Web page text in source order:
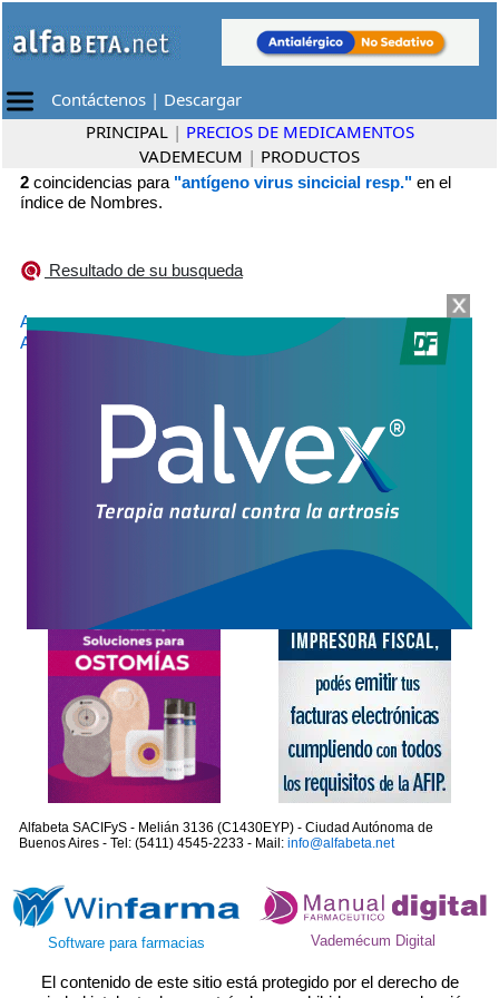
Contáctenos | Descargar
PRINCIPAL | PRECIOS DE MEDICAMENTOS
VADEMECUM | PRODUCTOS
2 coincidencias para "antígeno virus sincicial resp." en el
índice de Nombres.
Resultado de su busqueda
ABRYSVO•Pfizer
AREXVY
• GlaxoSmithKline Biopharma
Alfabeta SACIFyS - Melián 3136 (C1430EYP) - Ciudad Autónoma de
Buenos Aires - Tel: (5411) 4545-2233 - Mail: info@alfabeta.net
Software para farmacias Vademécum Digital
El contenido de este sitio está protegido por el derecho de